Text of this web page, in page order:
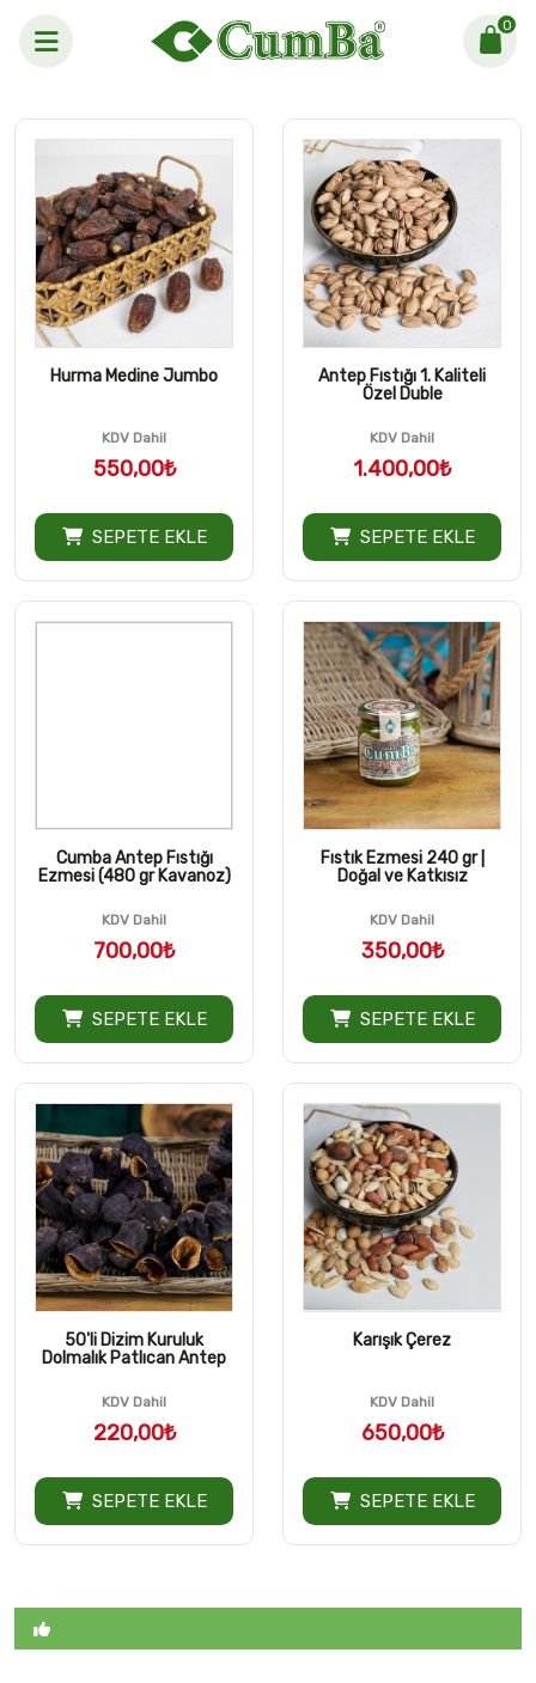
0
Taze Kuruyemiş ve Baharat
Hurma Medine Jumbo
KDV Dahil
550,00₺
SEPETE EKLE
Antep Fıstığı 1. Kaliteli
Özel Duble
KDV Dahil
1.400,00₺
SEPETE EKLE
Cumba Antep Fıstığı
Ezmesi (480 gr Kavanoz)
KDV Dahil
700,00₺
SEPETE EKLE
Fıstık Ezmesi 240 gr |
Doğal ve Katkısız
KDV Dahil
350,00₺
SEPETE EKLE
50'li Dizim Kuruluk
Dolmalık Patlıcan Antep
KDV Dahil
220,00₺
SEPETE EKLE
Karışık Çerez
KDV Dahil
650,00₺
SEPETE EKLE